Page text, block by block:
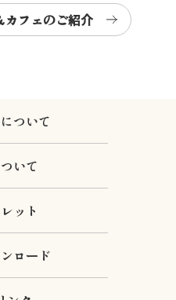
カフェのご紹介
ついて
いて
ット
ロード